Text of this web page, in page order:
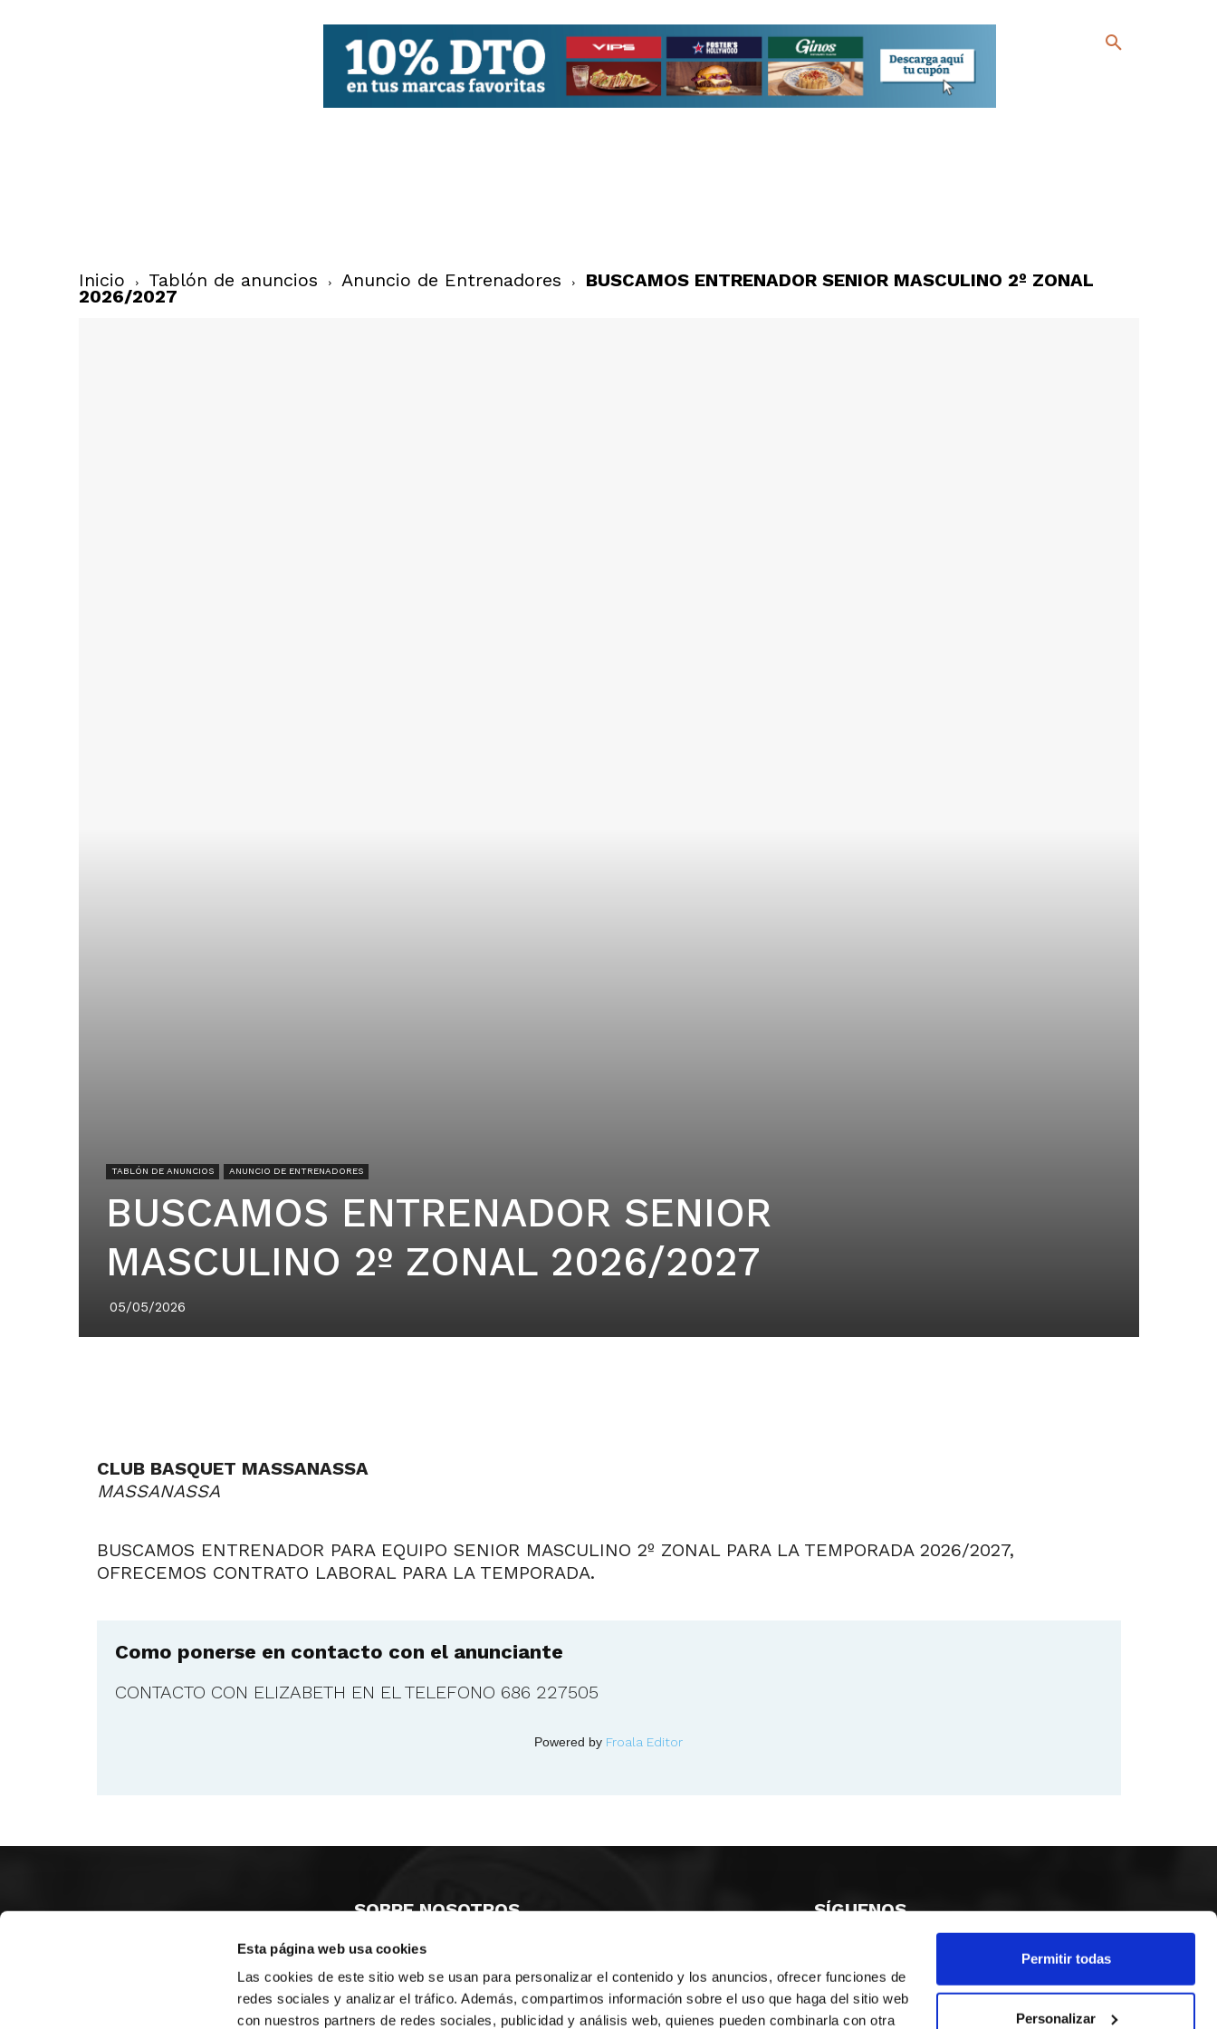
Esta página web usa cookies
Las cookies de este sitio web se usan para personalizar el contenido y los anuncios, ofrecer funciones de
redes sociales y analizar el tráfico. Además, compartimos información sobre el uso que haga del sitio web
con nuestros partners de redes sociales, publicidad y análisis web, quienes pueden combinarla con otra
Permitir todas
Personalizar
Inicio Tablón de anuncios Anuncio de Entrenadores BUSCAMOS ENTRENADOR SENIOR MASCULINO 2º ZONAL
2026/2027
TABLÓN DE ANUNCIOS ANUNCIO DE ENTRENADORES
BUSCAMOS ENTRENADOR SENIOR
MASCULINO 2º ZONAL 2026/2027
05/05/2026
CLUB BASQUET MASSANASSA
MASSANASSA
BUSCAMOS ENTRENADOR PARA EQUIPO SENIOR MASCULINO 2º ZONAL PARA LA TEMPORADA 2026/2027,
OFRECEMOS CONTRATO LABORAL PARA LA TEMPORADA.
Como ponerse en contacto con el anunciante
CONTACTO CON ELIZABETH EN EL TELEFONO 686 227505
Powered by Froala Editor
SOBRE NOSOTROS
CASTELLON
VALENCIA
MONESTIR DE POBLET 14 1ª 3º
ALICANTE
CIUDAD DE MATANZAS 12
SÍGUENOS